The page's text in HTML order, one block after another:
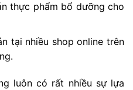
thực phẩm bổ dưỡng cho
tại nhiều shop online trên
luôn có rất nhiều sự lựa